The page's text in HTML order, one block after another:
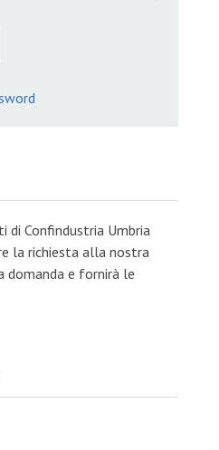
di Confindustria Umbria
la richiesta alla nostra
domanda e fornirà le